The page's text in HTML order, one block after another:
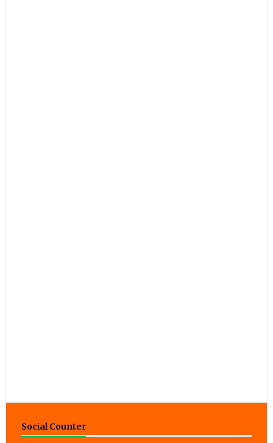
Social Counter